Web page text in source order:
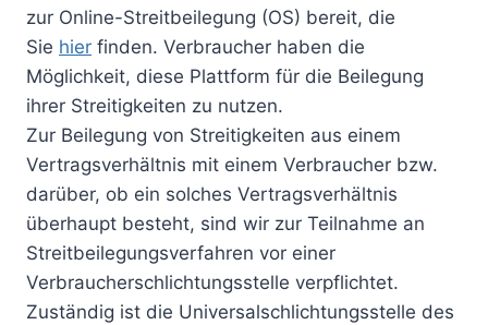
zur Online-Streitbeilegung (OS) bereit, die
Sie hier finden. Verbraucher haben die
Möglichkeit, diese Plattform für die Beilegung
ihrer Streitigkeiten zu nutzen.
Zur Beilegung von Streitigkeiten aus einem
Vertragsverhältnis mit einem Verbraucher bzw.
darüber, ob ein solches Vertragsverhältnis
überhaupt besteht, sind wir zur Teilnahme an
Streitbeilegungsverfahren vor einer
Verbraucherschlichtungsstelle verpflichtet.
Zuständig ist die Universalschlichtungsstelle des